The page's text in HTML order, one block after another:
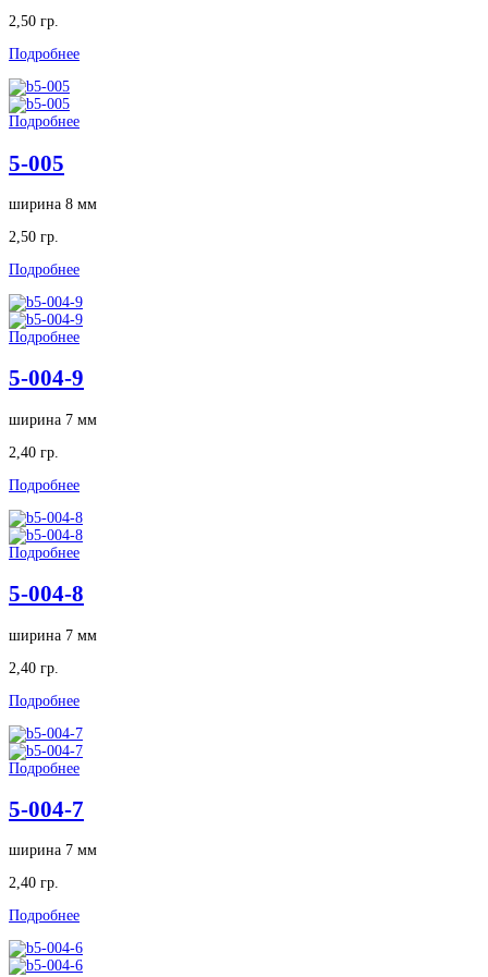
2,50 гр.
Подробнее
Подробнее
5-005
ширина 8 мм
2,50 гр.
Подробнее
Подробнее
5-004-9
ширина 7 мм
2,40 гр.
Подробнее
Подробнее
5-004-8
ширина 7 мм
2,40 гр.
Подробнее
Подробнее
5-004-7
ширина 7 мм
2,40 гр.
Подробнее